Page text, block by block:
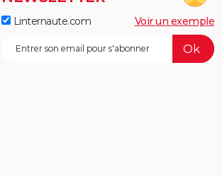
Linternaute.com Voir un exemple